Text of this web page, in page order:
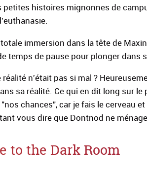
petites histoires mignonnes de
immersion dans la tête de
temps de pause pour plonger dans
réalité n'était pas si mal ?
sa réalité. Ce qui en dit long sur
chances", car je fais le cerveau
vous dire que Dontnod ne
to the Dark Room